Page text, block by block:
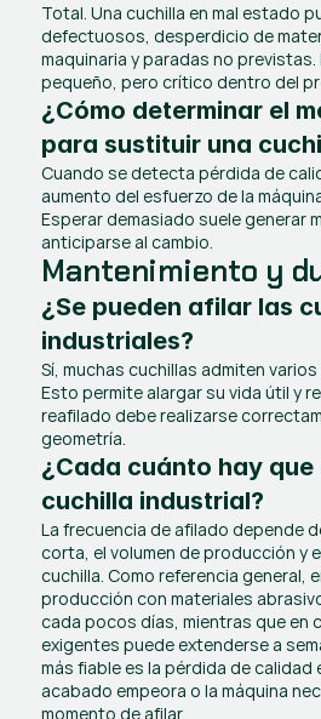
Total. Una cuchilla en mal estado
defectuosos, desperdicio de
maquinaria y paradas no previstas.
pequeño, pero crítico dentro del
¿Cómo determinar el
para sustituir una
Cuando se detecta pérdida de
aumento del esfuerzo de la
Esperar demasiado suele generar
anticiparse al cambio.
Mantenimiento y
¿Se pueden afilar las
industriales?
Sí, muchas cuchillas admiten
Esto permite alargar su vida útil y
reafilado debe realizarse
geometría.
¿Cada cuánto hay
cuchilla industrial?
La frecuencia de afilado depende
corta, el volumen de producción y
cuchilla. Como referencia general,
producción con materiales
cada pocos días, mientras que en
exigentes puede extenderse a
más fiable es la pérdida de calidad
acabado empeora o la máquina
momento de afilar.